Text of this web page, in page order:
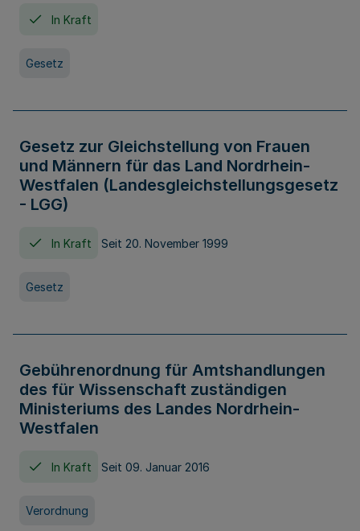
In Kraft
Gesetz
Gesetz zur Gleichstellung von Frauen
und Männern für das Land Nordrhein-
Westfalen (Landesgleichstellungsgesetz
- LGG)
In Kraft Seit 20. November 1999
Gesetz
Gebührenordnung für Amtshandlungen
des für Wissenschaft zuständigen
Ministeriums des Landes Nordrhein-
Westfalen
In Kraft Seit 09. Januar 2016
Verordnung